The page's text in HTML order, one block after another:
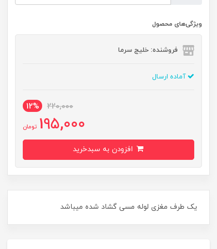
ویژگی‌های محصول
فروشنده: خلیج سرما
آماده ارسال
220,000
12%
195,000 تومان
یک طرف مغزی لوله مسی گشاد شده میباشد